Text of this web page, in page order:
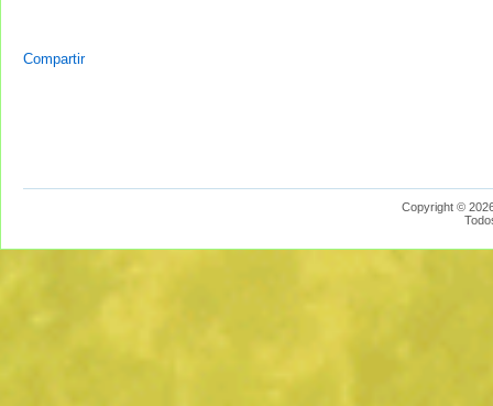
Compartir
Copyright ©